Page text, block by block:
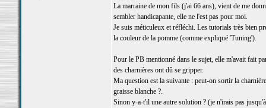
La marraine de mon fils (j'ai 66 ans), vient de me
sembler handicapante, elle ne l'est pas pour moi.
Je suis méticuleux et réfléchi. Les tutorials très bien
la couleur de la pomme (comme expliqué 'Tuning').
Pour le PB mentionné dans le sujet, elle m'avait fait
des charnières ont dû se gripper.
Ma question est la suivante : peut-on sortir la
graisse blanche ?.
Sinon y-a-t'il une autre solution ? (je n'irais pas